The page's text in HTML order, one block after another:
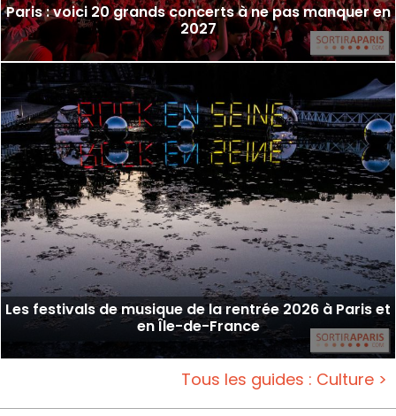
Paris : voici 20 grands concerts à ne pas manquer en
2027
Les festivals de musique de la rentrée 2026 à Paris et
en Île-de-France
Tous les guides : Culture >